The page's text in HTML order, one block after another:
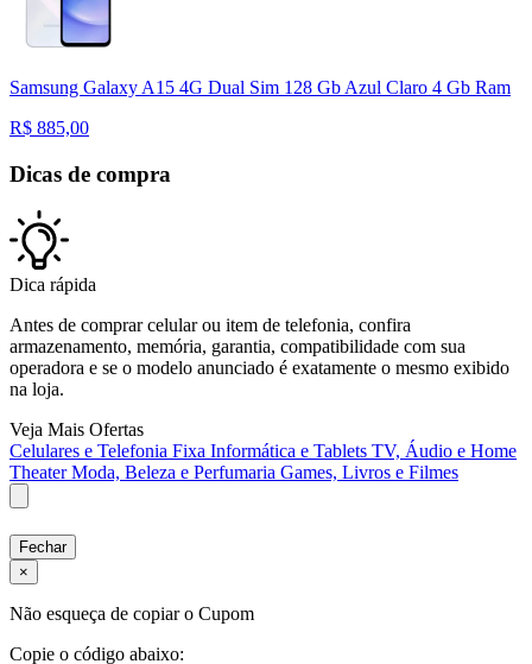
Samsung Galaxy A15 4G Dual Sim 128 Gb Azul Claro 4 Gb Ram
R$ 885,00
Dicas de compra
Dica rápida
Antes de comprar celular ou item de telefonia, confira
armazenamento, memória, garantia, compatibilidade com sua
operadora e se o modelo anunciado é exatamente o mesmo exibido
na loja.
Veja Mais Ofertas
Celulares e Telefonia Fixa Informática e Tablets TV, Áudio e Home
TheaterModa, Beleza e Perfumaria Games, Livros e Filmes
Fechar
×
Não esqueça de copiar o Cupom
Copie o código abaixo: